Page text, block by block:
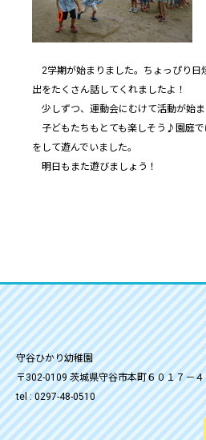
2学期が始まりました。ちょっぴり日
出をたくさん話してくれましたよ！
少しずつ、運動会にむけて活動が始ま
子どもたちもとても楽しそう♪園庭で
をして遊んでいました。
明日もまた遊びましょう！
守谷ひかり幼稚園
〒302-0109 茨城県守谷市本町６０１７－
tel : 0297-48-0510